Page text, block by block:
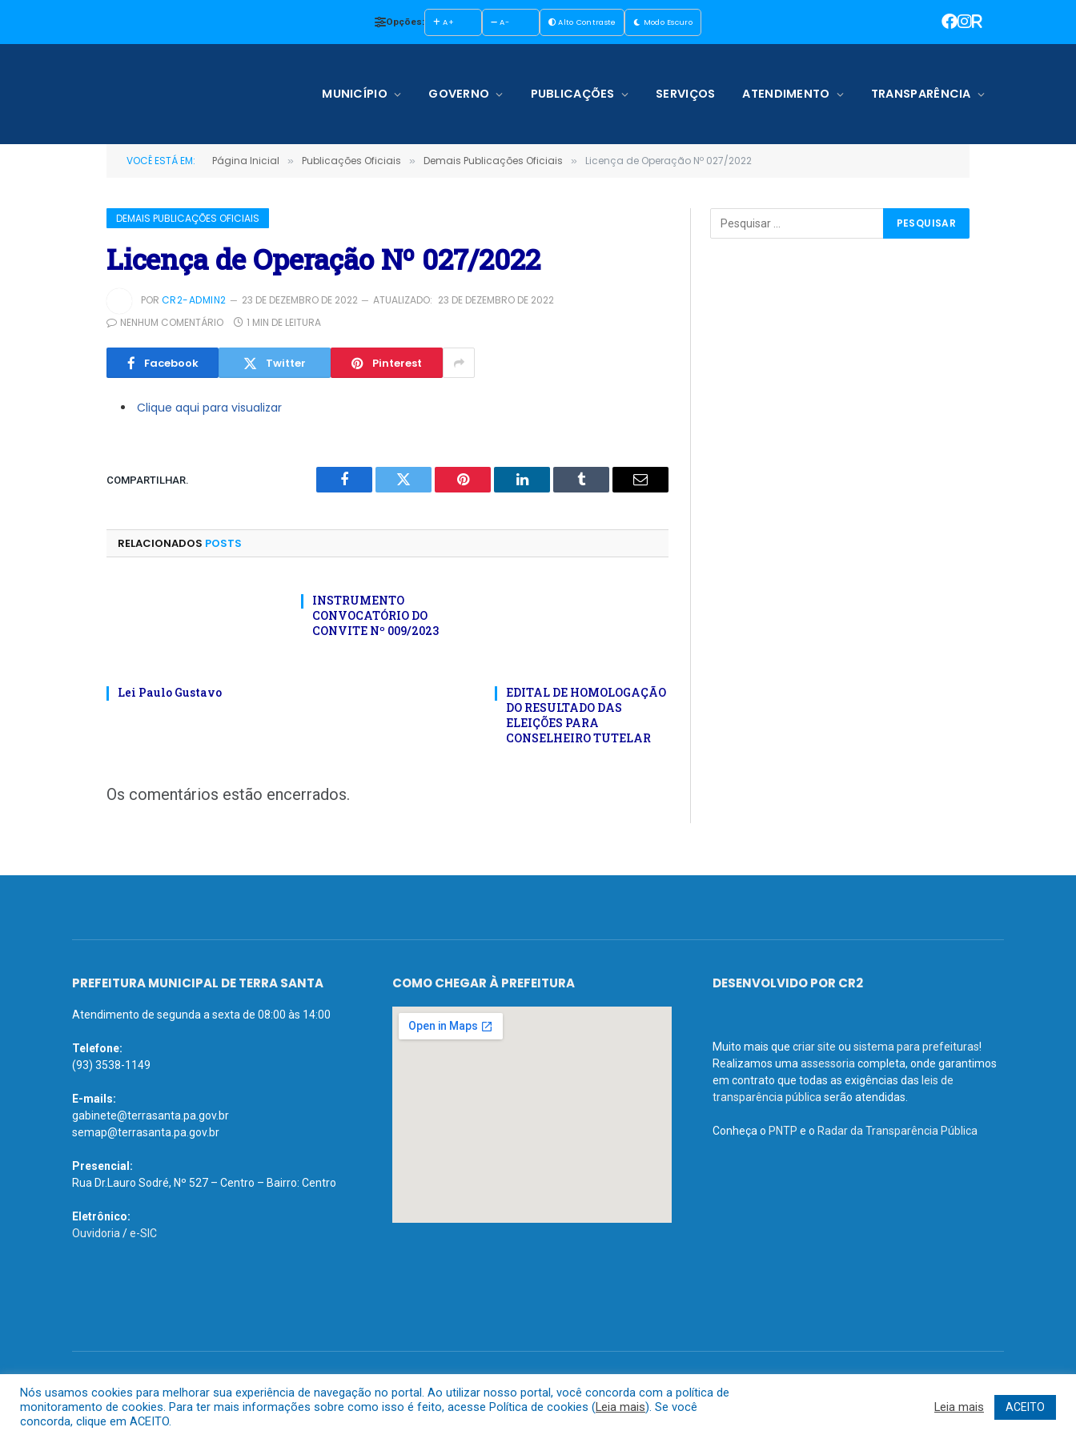
Opções: A+ A- Alto Contraste Modo Escuro
MUNICÍPIO GOVERNO PUBLICAÇÕES SERVIÇOS ATENDIMENTO TRANSPARÊNCIA
VOCÊ ESTÁ EM: Página Inicial » Publicações Oficiais » Demais Publicações Oficiais » Licença de Operação Nº 027/2022
DEMAIS PUBLICAÇÕES OFICIAIS
Licença de Operação Nº 027/2022
POR CR2-ADMIN2 23 DE DEZEMBRO DE 2022 ATUALIZADO: 23 DE DEZEMBRO DE 2022
NENHUM COMENTÁRIO
1 MIN DE LEITURA
Facebook Twitter Pinterest
Clique aqui para visualizar
COMPARTILHAR.
Facebook Twitter Pinterest LinkedIn Tumblr
E-
RELACIONADOS POSTS
Lei Paulo Gustavo
INSTRUMENTO
CONVOCATÓRIO DO
CONVITE Nº 009/2023
EDITAL DE HOMOLOGAÇÃO
DO RESULTADO DAS
ELEIÇÕES PARA
CONSELHEIRO TUTELAR
Os comentários estão encerrados.
PREFEITURA MUNICIPAL DE TERRA SANTA
Atendimento de segunda a sexta de 08:00 às 14:00
Telefone:
(93) 3538-1149
E-mails:
gabinete@terrasanta.pa.gov.br
semap@terrasanta.pa.gov.br
Presencial:
Rua Dr.Lauro Sodré, Nº 527 – Centro – Bairro: Centro
Eletrônico:
Ouvidoria/e-SIC
COMO CHEGAR À PREFEITURA DESENVOLVIDO POR CR2
Muito mais que criar site ou sistema para prefeituras!
Realizamos umaassessoriacompleta, onde garantimos
em contrato que todas as exigências das leis de
transparência públicaserão atendidas.
Conheça o PNTP e o Radar da Transparência Pública
Nós usamos cookies para melhorar sua experiência de navegação no portal. Ao utilizar nosso portal, você concorda com a política de
monitoramento de cookies. Para ter mais informações sobre como isso é feito, acesse Política de cookies (Leia mais). Se você
concorda, clique em ACEITO.
Leia mais ACEITO